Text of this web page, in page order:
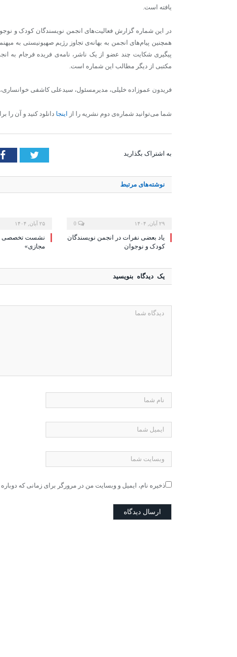
یافته است.
در این شماره گزارش فعالیت‌های انجمن نویسندگان کودک و
همچنین پیام‌های انجمن به بهانه‌ی تجاوز رژیم صهیونیستی به
پیگیری شکایت چند عضو از یک ناشر، نامه‌ی فریده فرجام به
مکتبی از دیگر مطالب این شماره است.
فریدون عموزاده خلیلی، مدیرمسئول، سیدعلی کاشفی
شما می‌توانید شماره‌ی دوم نشریه را از اینجا دانلود کنید و آن را
به اشتراک بگذارید Twitter
نوشته‌های مرتبط
۲۹ آبان, ۱۴۰۴
یاد بعضی نفرات در انجمن نویسندگان
کودک و نوجوان
۲۵ آبان, ۱۴۰۴
نشست تخصصی
مجازی»
یک دیدگاه بنویسید
ذخیره نام، ایمیل و وبسایت من در مرورگر برای زمانی که